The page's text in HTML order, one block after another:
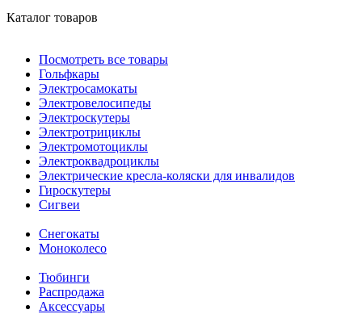
Каталог товаров
Посмотреть все товары
Гольфкары
Электросамокаты
Электровелосипеды
Электроскутеры
Электротрициклы
Электромотоциклы
Электроквадроциклы
Электрические кресла-коляски для инвалидов
Гироскутеры
Сигвеи
Снегокаты
Моноколесо
Тюбинги
Распродажа
Аксессуары